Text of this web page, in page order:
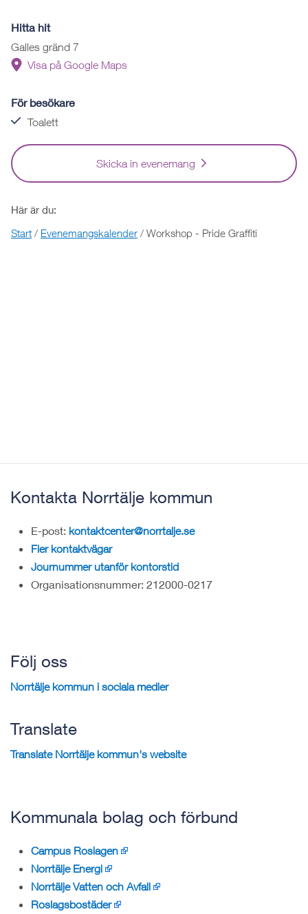
Hitta hit
Galles gränd 7
Visa på Google Maps
För besökare
Toalett
Skicka in evenemang
Här är du:
Start / Evenemangskalender / Workshop - Pride Graffiti
Kontakta Norrtälje kommun
E-post: kontaktcenter@norrtalje.se
Fler kontaktvägar
Journummer utanför kontorstid
Organisationsnummer: 212000-0217
Följ oss
Norrtälje kommun i sociala medier
Translate
Translate Norrtälje kommun's website
Kommunala bolag och förbund
Campus Roslagen
Norrtälje Energi
Norrtälje Vatten och Avfall
Roslagsbostäder